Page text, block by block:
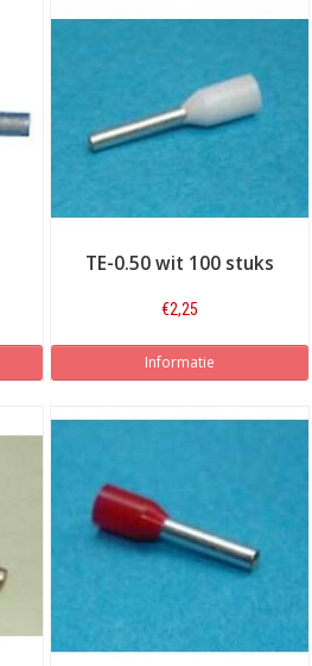
TE-0.50 wit 100 stuks
€2,25
Informatie